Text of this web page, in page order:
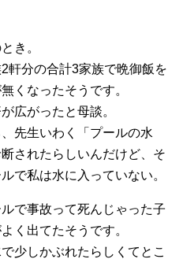
き。
軒分の合計3家族で晩御飯を
くなったそうです。
広がったと母談。
先生いわく「プールの水
されたらしいんだけど、そ
で私は水に入っていない。
で事故って死んじゃった子
く出てたそうです。
少しかぶれたらしくてとこ